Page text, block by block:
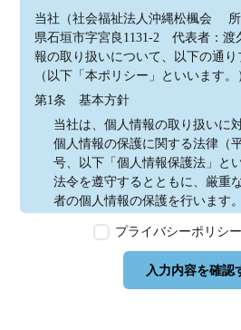
当社（社会福祉法人沖縄松楓会 　
県石垣市字宮良1131-2　代表者：
報の取り扱いについて、以下の通
（以下「本ポリシー」といいます。
第1条　基本方針
当社は、個人情報の取り扱いに
個人情報の保護に関する法律（
号、以下「個人情報保護法」と
法令を遵守するとともに、厳重
者の個人情報の保護を行います
のとします。
第2条　個人情報の定義
本ポリシーにおいて「個人情報
プライバシーポリシ
入力内容を確認